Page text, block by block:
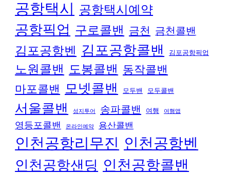
공항택시 공항택시예약
공항픽업 구로콜밴 금천 금천콜밴
김포공항벤 김포공항콜밴 김포공항픽업
노원콜밴 도봉콜밴 동작콜밴
마포콜밴 모넷콜밴 모두밴 모두콜밴
서울콜밴 성지투어 송파콜밴 여행 여행앱
영등포콜밴 온라인예약 용산콜밴
인천공항리무진 인천공항벤
인천공항샌딩 인천공항콜밴